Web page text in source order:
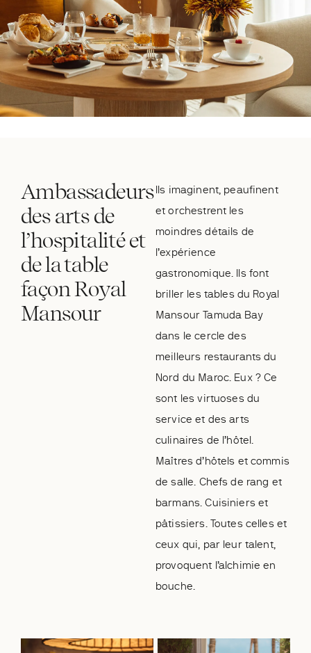
Ambassadeurs
des arts de
l’hospitalité et
de la table
façon Royal
Mansour
Ils imaginent, peaufinent
et orchestrent les
moindres détails de
l’expérience
gastronomique. Ils font
briller les tables du Royal
Mansour Tamuda Bay
dans le cercle des
meilleurs restaurants du
Nord du Maroc. Eux ? Ce
sont les virtuoses du
service et des arts
culinaires de l’hôtel.
Maîtres d’hôtels et commis
de salle. Chefs de rang et
barmans. Cuisiniers et
pâtissiers. Toutes celles et
ceux qui, par leur talent,
provoquent l’alchimie en
bouche.